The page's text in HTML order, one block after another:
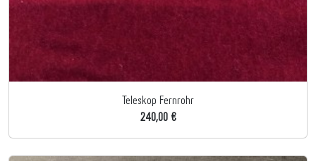
Teleskop Fernrohr
240,00 €